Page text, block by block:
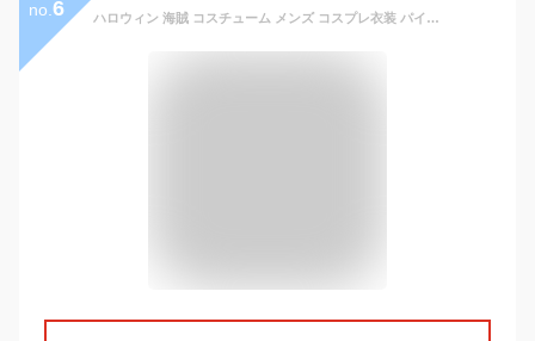
no. 6 ハロウィン 海賊 コスチューム メンズ コスプレ衣装 パイレーツ ハロウィーン コスプレ 仮装 衣装 男 船長 帽子 大人 セット 男性用 文化祭 なりきり コス 学園祭 男性 大人用 ハロウィーン衣装 ハロウィン衣装 お化け 変装MTE2289